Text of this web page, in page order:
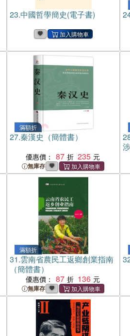
23.中國哲學簡史(電子書)
滿額折
27.秦漢史（簡體書）
優惠價： 87 235
無庫存
滿額折
31.雲南省農民工返鄉創業指南
（簡體書）
優惠價： 87 136
無庫存